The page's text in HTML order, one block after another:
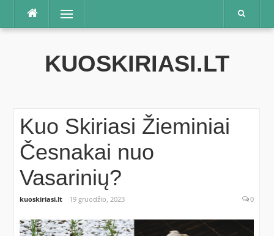
Praleisti
Meniu
KUOSKIRIASI.LT
Kuo Skiriasi Žieminiai
Česnakai nuo
Vasarinių?
kuoskiriasi.lt 19 gruodžio, 2023 0